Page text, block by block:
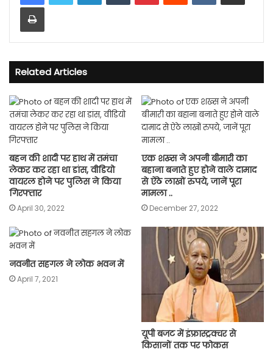
Print
Related Articles
बहन की शादी पर हाथ में तमंचा
लेकर कर रहा था डांस, वीडियो
वायरल होने पर पुलिस ने किया
गिरफ्तार
April 30, 2022
एक शख्स ने अपनी बीमारी का
बहाना बनाते हुए होने वाले दामाद
से ऐंठे लाखों रुपये, जानें पूरा
मामला ..
December 27, 2022
नवनीत सहगल ने लोक भवन में
April 7, 2021
यूपी बजट में इंफ्रास्ट्रक्चर से
किसानों तक पर फोकस